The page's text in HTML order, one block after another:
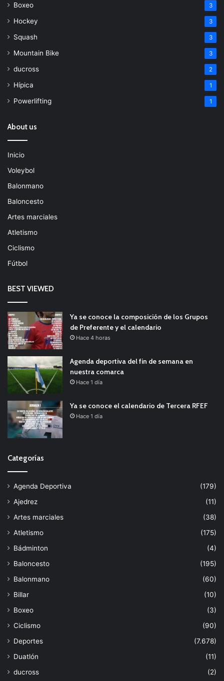
Boxeo 3
Hockey 3
Squash 3
Mountain Bike 3
ducross 2
Hípica 1
Powerlifting 1
About us
Inicio
Voleybol
Balonmano
Baloncesto
Artes marciales
Atletismo
Ciclismo
Fútbol
BEST VIEWED
Ya se conoce la composición de los Grupos
de Preferente y el calendario
Hace 4 horas
Agenda deportiva del fin de semana en
nuestra comarca
Hace 1 día
Ya se conoce el calendario de Tercera RFEF
Hace 1 día
Categorías
Agenda Deportiva
(179)
Ajedrez
(11)
Artes marciales
(38)
Atletismo
(175)
Bádminton
(4)
Baloncesto
(195)
Balonmano
(60)
Billar
(10)
Boxeo
(3)
Ciclismo
(90)
Deportes
(7.678)
Duatlón
(11)
ducross
(2)